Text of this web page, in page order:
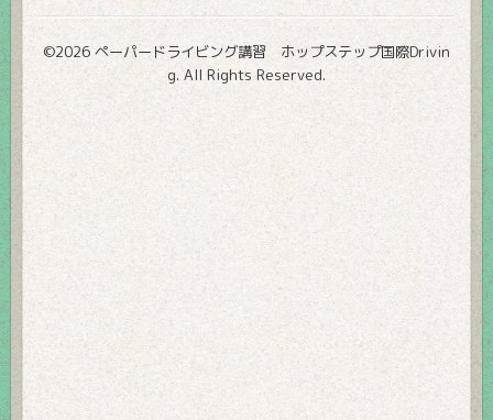
©2026 ペーパードライビング講習 ホップステップ国際Drivin
g. All Rights Reserved.